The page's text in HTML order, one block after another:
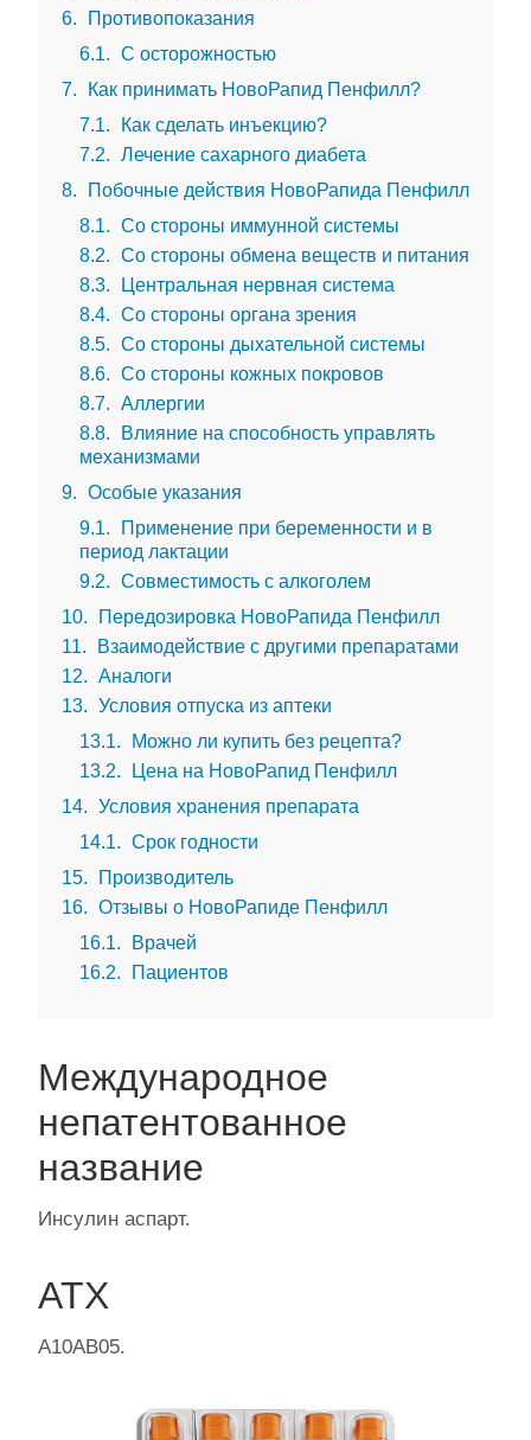
6
Противопоказания
6.1
С осторожностью
7
Как принимать НовоРапид Пенфилл?
7.1
Как сделать инъекцию?
7.2
Лечение сахарного диабета
8
Побочные действия НовоРапида Пенфилл
8.1
Со стороны иммунной системы
8.2
Со стороны обмена веществ и питания
8.3
Центральная нервная система
8.4
Со стороны органа зрения
8.5
Со стороны дыхательной системы
8.6
Со стороны кожных покровов
8.7
Аллергии
8.8
Влияние на способность управлять
механизмами
9
Особые указания
9.1
Применение при беременности и в
период лактации
9.2
Совместимость с алкоголем
10
Передозировка НовоРапида Пенфилл
11
Взаимодействие с другими препаратами
12
Аналоги
13
Условия отпуска из аптеки
13.1
Можно ли купить без рецепта?
13.2
Цена на НовоРапид Пенфилл
14
Условия хранения препарата
14.1
Срок годности
15
Производитель
16
Отзывы о НовоРапиде Пенфилл
16.1
Врачей
16.2
Пациентов
Международное
непатентованное
название
Инсулин аспарт.
АТХ
A10AB05.